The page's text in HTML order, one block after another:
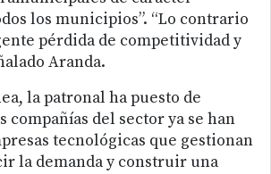
los municipios”. “Lo contrario
pérdida de competitividad y
Aranda.
la patronal ha puesto de
compañías del sector ya se han
tecnológicas que gestionan
la demanda y construir una